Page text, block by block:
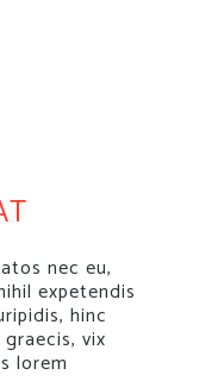
nec eu,
expetendis
hinc
vix
lorem